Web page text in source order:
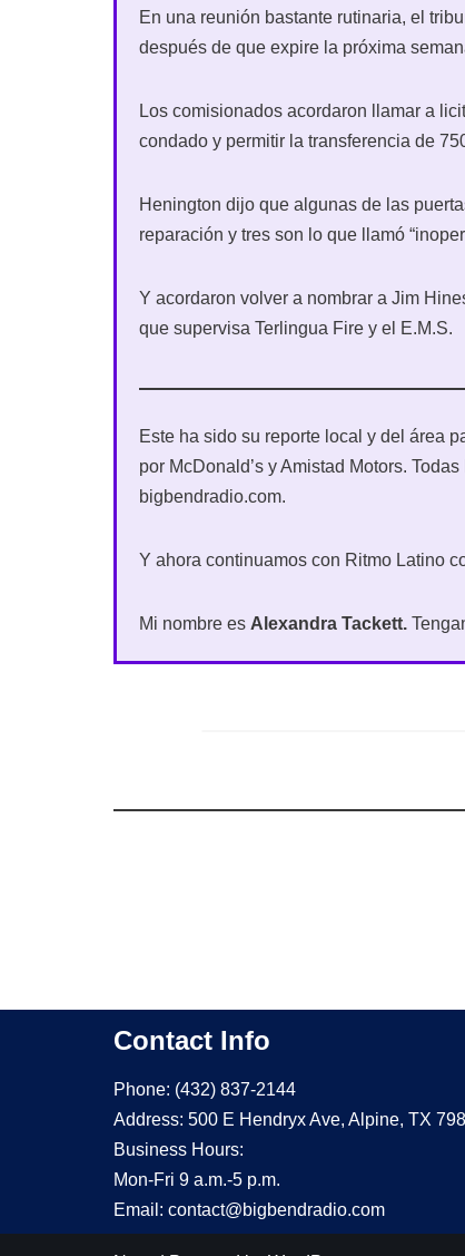
En una reunión bastante rutinaria, el
después de que expire la próxima
Los comisionados acordaron llamar a
condado y permitir la transferencia de
Henington dijo que algunas de las
reparación y tres son lo que llamó
Y acordaron volver a nombrar a Jim
que supervisa Terlingua Fire y el E.M.S.
Este ha sido su reporte local y del área
por McDonald’s y Amistad Motors.
bigbendradio.com.
Y ahora continuamos con Ritmo Latino
Mi nombre es Alexandra Tackett.
Contact Info
Phone: (432) 837-2144
Address: 500 E Hendryx Ave, Alpine, TX
Business Hours:
Mon-Fri 9 a.m.-5 p.m.
Email: contact@bigbendradio.com